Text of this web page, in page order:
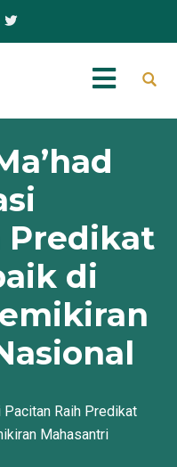
Predikat
di
Pacitan Raih Predikat
Mahasantri